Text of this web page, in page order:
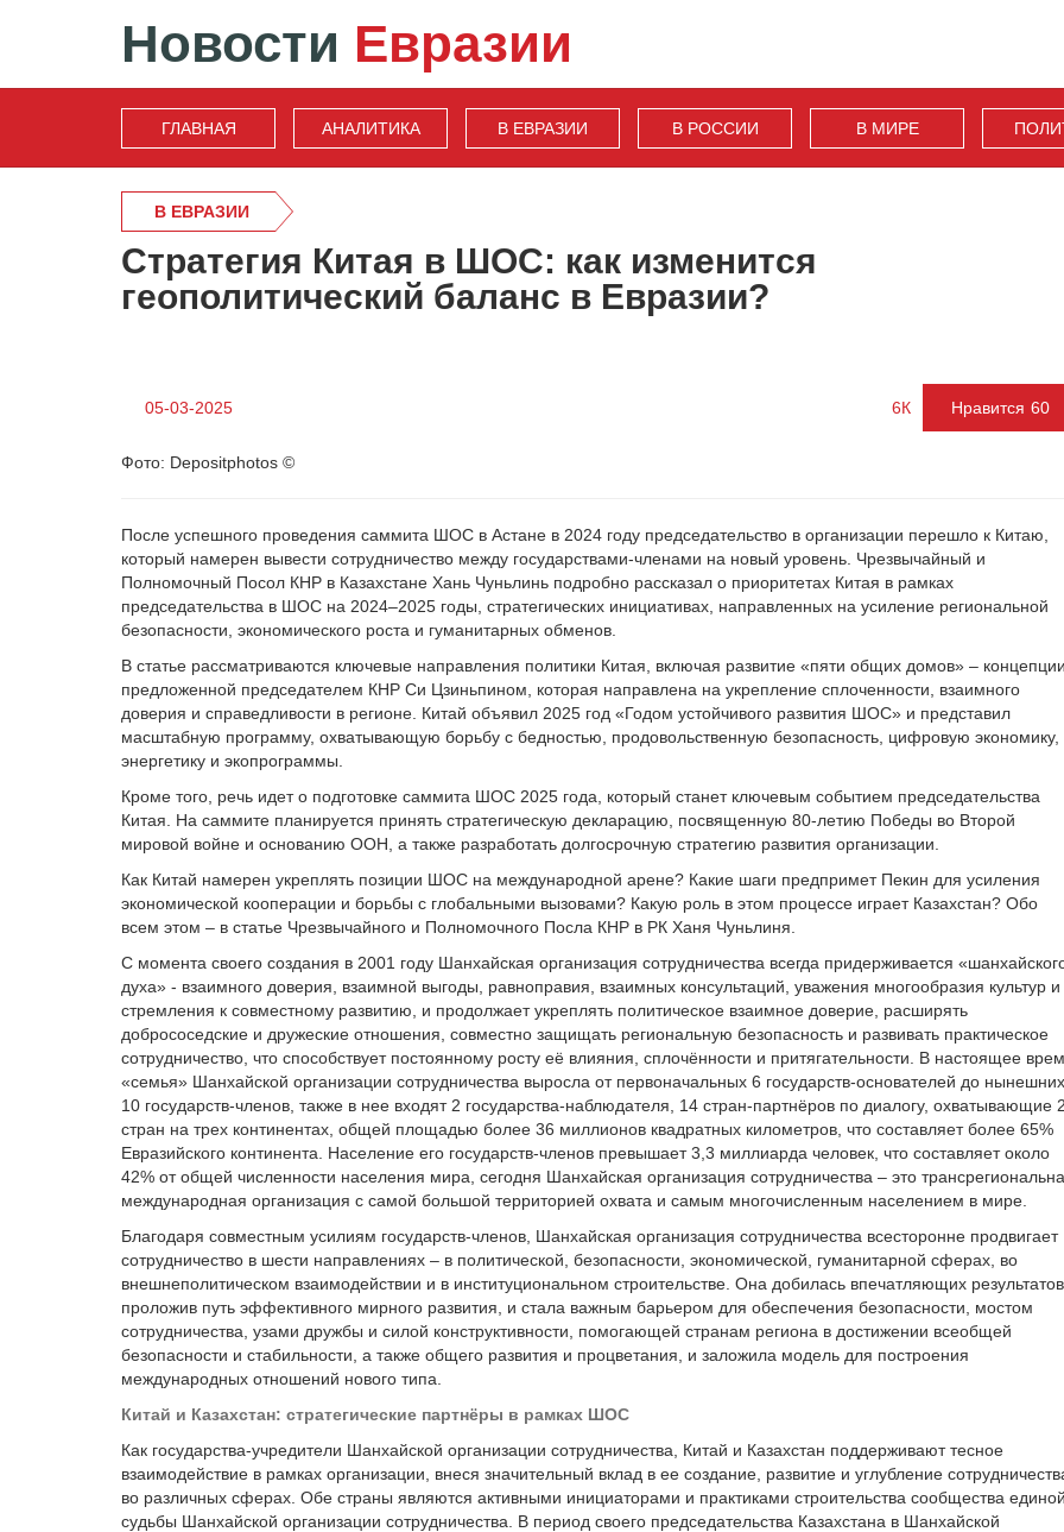
Новости Евразии
ГЛАВНАЯ АНАЛИТИКА В ЕВРАЗИИ В РОССИИ В МИРЕ
В ЕВРАЗИИ
Стратегия Китая в ШОС: как изменится
геополитический баланс в Евразии?
05-03-2025 6К Нравится 60
Фото: Depositphotos ©
После успешного проведения саммита ШОС в Астане в 2024 году председательство в организации перешло к Китаю,
который намерен вывести сотрудничество между государствами-членами на новый уровень. Чрезвычайный и
Полномочный Посол КНР в Казахстане Хань Чуньлинь подробно рассказал о приоритетах Китая в рамках
председательства в ШОС на 2024–2025 годы, стратегических инициативах, направленных на усиление региональной
безопасности, экономического роста и гуманитарных обменов.
В статье рассматриваются ключевые направления политики Китая, включая развитие «пяти общих домов» – концепции,
предложенной председателем КНР Си Цзиньпином, которая направлена на укрепление сплоченности, взаимного
доверия и справедливости в регионе. Китай объявил 2025 год «Годом устойчивого развития ШОС» и представил
масштабную программу, охватывающую борьбу с бедностью, продовольственную безопасность, цифровую экономику,
энергетику и экопрограммы.
Кроме того, речь идет о подготовке саммита ШОС 2025 года, который станет ключевым событием председательства
Китая. На саммите планируется принять стратегическую декларацию, посвященную 80-летию Победы во Второй
мировой войне и основанию ООН, а также разработать долгосрочную стратегию развития организации.
Как Китай намерен укреплять позиции ШОС на международной арене? Какие шаги предпримет Пекин для усиления
экономической кооперации и борьбы с глобальными вызовами? Какую роль в этом процессе играет Казахстан? Обо
всем этом – в статье Чрезвычайного и Полномочного Посла КНР в РК Ханя Чуньлиня.
С момента своего создания в 2001 году Шанхайская организация сотрудничества всегда придерживается
духа» - взаимного доверия, взаимной выгоды, равноправия, взаимных консультаций, уважения многообразия культур и
стремления к совместному развитию, и продолжает укреплять политическое взаимное доверие, расширять
добрососедские и дружеские отношения, совместно защищать региональную безопасность и развивать практическое
сотрудничество, что способствует постоянному росту её влияния, сплочённости и притягательности. В настоящее
«семья» Шанхайской организации сотрудничества выросла от первоначальных 6 государств-основателей до нынешних
10 государств-членов, также в нее входят 2 государства-наблюдателя, 14 стран‑партнёров по диалогу, охватывающие
стран на трех континентах, общей площадью более 36 миллионов квадратных километров, что составляет более 65%
Евразийского континента. Население его государств-членов превышает 3,3 миллиарда человек, что составляет около
42% от общей численности населения мира, сегодня Шанхайская организация сотрудничества – это
международная организация с самой большой территорией охвата и самым многочисленным населением в мире.
Благодаря совместным усилиям государств-членов, Шанхайская организация сотрудничества всесторонне продвигает
сотрудничество в шести направлениях – в политической, безопасности, экономической, гуманитарной сферах, во
внешнеполитическом взаимодействии и в институциональном строительстве. Она добилась впечатляющих результатов,
проложив путь эффективного мирного развития, и стала важным барьером для обеспечения безопасности, мостом
сотрудничества, узами дружбы и силой конструктивности, помогающей странам региона в достижении всеобщей
безопасности и стабильности, а также общего развития и процветания, и заложила модель для построения
международных отношений нового типа.
Китай и Казахстан: стратегические партнёры в рамках ШОС
Как государства-учредители Шанхайской организации сотрудничества, Китай и Казахстан поддерживают тесное
взаимодействие в рамках организации, внеся значительный вклад в ее создание, развитие и углубление
во различных сферах. Обе страны являются активными инициаторами и практиками строительства сообщества единой
судьбы Шанхайской организации сотрудничества. В период своего председательства Казахстана в Шанхайской